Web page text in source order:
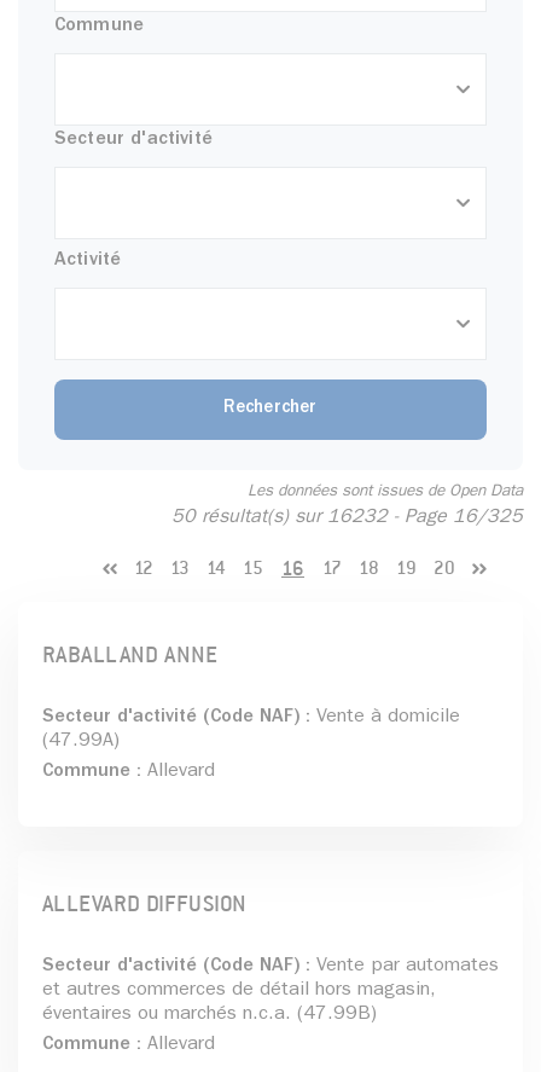
Commune
Secteur d'activité
Activité
Les données sont issues de Open Data
Résultas de la recherche
50 résultat(s) sur 16232 - Page 16/325
12 13 14 15 16 17 18 19 20
RABALLAND ANNE
Secteur d'activité (Code NAF) : Vente à domicile
(47.99A)
Commune : Allevard
ALLEVARD DIFFUSION
Secteur d'activité (Code NAF) : Vente par automates
et autres commerces de détail hors magasin,
éventaires ou marchés n.c.a. (47.99B)
Commune : Allevard